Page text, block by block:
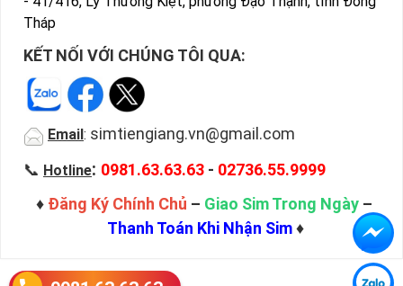
Tháp
KẾT NỐI VỚI CHÚNG TÔI QUA:
Email : simtiengiang.vn@gmail.com
📞 Hotline: 0981.63.63.63 - 02736.55.9999
♦ Đăng Ký Chính Chủ – Giao Sim Trong Ngày –
Thanh Toán Khi Nhận Sim♦